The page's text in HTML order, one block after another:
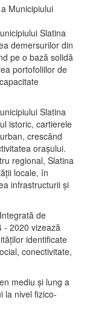
Slatina
demersurilor din
pe o bază solidă
portofoliilor de
Slatina
istoric, cartierele
crescând
oraşului.
regional, Slatina
locale, în
infrastructurii şi
de
- 2020 vizează
identificate
conectivitate,
mediu şi lung a
la nivel fizico-